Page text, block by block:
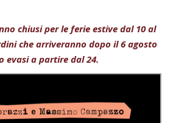
chiusi per le ferie estive dal 10 al
che arriveranno dopo il 6 agosto
evasi a partire dal 24.